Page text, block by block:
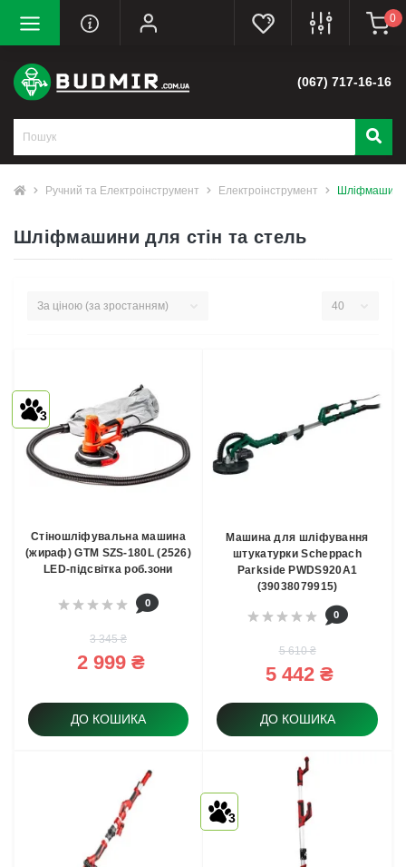
0
(067) 717-16-16
Ручний та Електроінструмент Електроінструмент Шліфмашини
Шліфмашини для стін та стель
3
Стіношліфувальна машина
(жираф) GTM SZS-180L (2526)
LED-підсвітка роб.зони
0
3 345 ₴
2 999 ₴
ДО КОШИКА
Машина для шліфування
штукатурки Scheppach
Parkside PWDS920A1
(39038079915)
0
5 610 ₴
5 442 ₴
ДО КОШИКА
3